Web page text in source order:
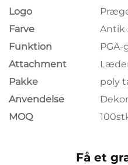
Logo
Farve
Antik
Funktion
Attachment
Pakke
poly
Anvendelse
MOQ
Få et